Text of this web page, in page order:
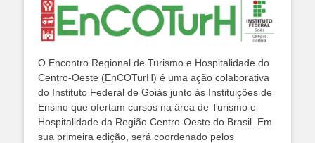
O Encontro Regional de Turismo e Hospitalidade do
Centro-Oeste (EnCOTurH) é uma ação colaborativa
do Instituto Federal de Goiás junto às Instituições de
Ensino que ofertam cursos na área de Turismo e
Hospitalidade da Região Centro-Oeste do Brasil. Em
sua primeira edição, será coordenado pelos